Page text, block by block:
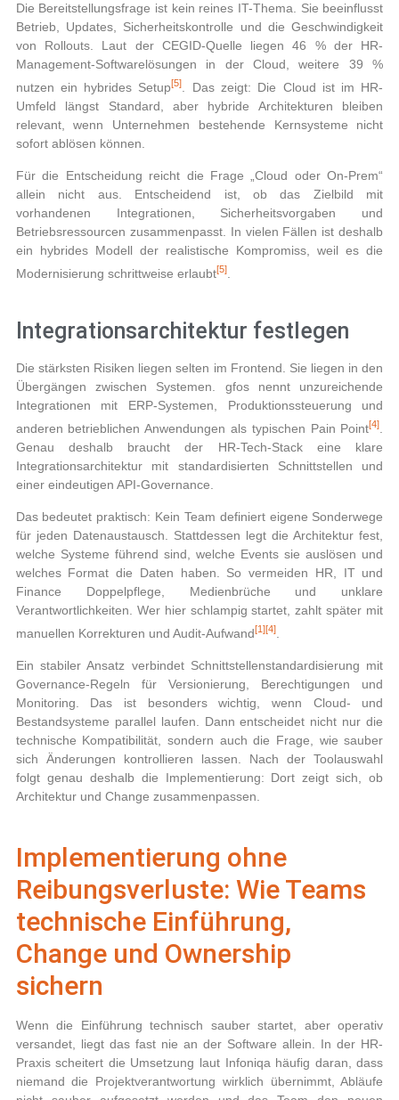
Die Bereitstellungsfrage ist kein reines IT-Thema. Sie beeinflusst
Betrieb, Updates, Sicherheitskontrolle und die Geschwindigkeit
von Rollouts. Laut der CEGID-Quelle liegen 46 % der HR-
Management-Softwarelösungen in der Cloud, weitere 39 %
nutzen ein hybrides Setup[5]
. Das zeigt: Die Cloud ist im HR-
Umfeld längst Standard, aber hybride Architekturen bleiben
relevant, wenn Unternehmen bestehende Kernsysteme nicht
sofort ablösen können.
Für die Entscheidung reicht die Frage „Cloud oder On-Prem“
allein nicht aus. Entscheidend ist, ob das Zielbild mit
vorhandenen Integrationen, Sicherheitsvorgaben und
Betriebsressourcen zusammenpasst. In vielen Fällen ist deshalb
ein hybrides Modell der realistische Kompromiss, weil es die
Modernisierung schrittweise erlaubt[5].
Integrationsarchitektur festlegen
Die stärksten Risiken liegen selten im Frontend. Sie liegen in den
Übergängen zwischen Systemen. gfos nennt unzureichende
Integrationen mit ERP-Systemen, Produktionssteuerung und
anderen betrieblichen Anwendungen als typischen Pain Point[4]
Genau deshalb braucht der HR‑Tech‑Stack eine klare
Integrationsarchitektur mit standardisierten Schnittstellen und
einer eindeutigen API-Governance.
Das bedeutet praktisch: Kein Team definiert eigene Sonderwege
für jeden Datenaustausch. Stattdessen legt die Architektur fest,
welche Systeme führend sind, welche Events sie auslösen und
welches Format die Daten haben. So vermeiden HR, IT und
Finance Doppelpflege, Medienbrüche und unklare
Verantwortlichkeiten. Wer hier schlampig startet, zahlt später mit
manuellen Korrekturen und Audit-Aufwand[1][4].
Ein stabiler Ansatz verbindet Schnittstellenstandardisierung mit
Governance-Regeln für Versionierung, Berechtigungen und
Monitoring. Das ist besonders wichtig, wenn Cloud- und
Bestandsysteme parallel laufen. Dann entscheidet nicht nur die
technische Kompatibilität, sondern auch die Frage, wie sauber
sich Änderungen kontrollieren lassen. Nach der Toolauswahl
folgt genau deshalb die Implementierung: Dort zeigt sich, ob
Architektur und Change zusammenpassen.
Implementierung ohne
Reibungsverluste: Wie Teams
technische Einführung,
Change und Ownership
sichern
Wenn die Einführung technisch sauber startet, aber operativ
versandet, liegt das fast nie an der Software allein. In der HR-
Praxis scheitert die Umsetzung laut Infoniqa häufig daran, dass
niemand die Projektverantwortung wirklich übernimmt, Abläufe